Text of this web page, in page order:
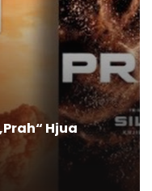
Hjua